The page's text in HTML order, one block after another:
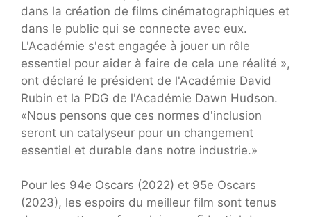
dans la création de films cinématographiques et
dans le public qui se connecte avec eux.
L'Académie s'est engagée à jouer un rôle
essentiel pour aider à faire de cela une réalité »,
ont déclaré le président de l'Académie David
Rubin et la PDG de l'Académie Dawn Hudson.
«Nous pensons que ces normes d'inclusion
seront un catalyseur pour un changement
essentiel et durable dans notre industrie.»
Pour les 94e Oscars (2022) et 95e Oscars
(2023), les espoirs du meilleur film sont tenus